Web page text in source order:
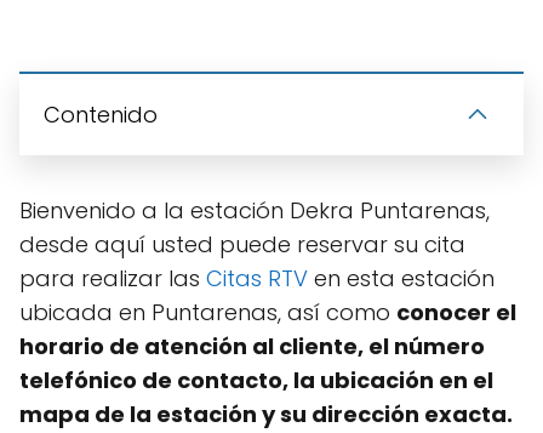
Contenido
Bienvenido a la estación Dekra Puntarenas,
desde aquí usted puede reservar su cita
para realizar las Citas RTV en esta estación
ubicada en Puntarenas, así como conocer el
horario de atención al cliente, el número
telefónico de contacto, la ubicación en el
mapa de la estación y su dirección exacta.